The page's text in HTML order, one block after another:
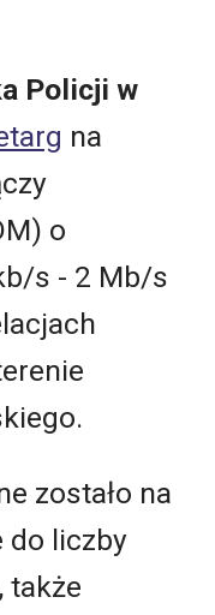
Policji w
na
o
s - 2 Mb/s
zostało na
do liczby
także